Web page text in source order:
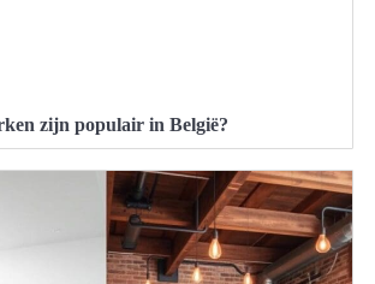
zijn populair in België?